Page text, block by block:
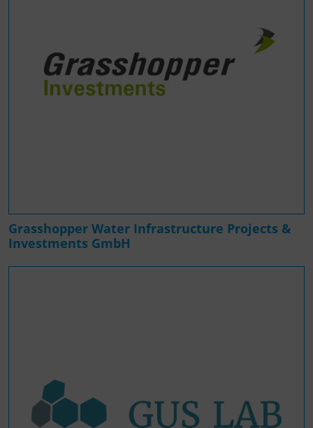
Grasshopper Water Infrastructure Projects &
Investments GmbH